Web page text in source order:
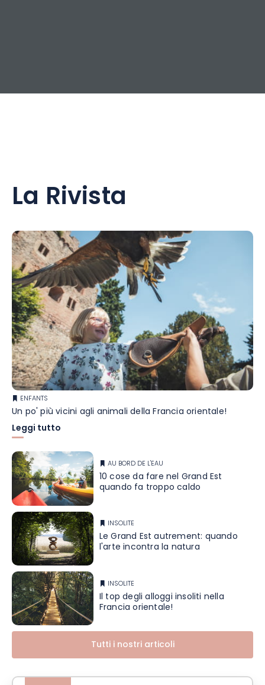
La Rivista
ENFANTS
Un po' più vicini agli animali della Francia orientale!
Leggi tutto
AU BORD DE L'EAU
10 cose da fare nel Grand Est
quando fa troppo caldo
INSOLITE
Le Grand Est autrement: quando
l'arte incontra la natura
INSOLITE
Il top degli alloggi insoliti nella
Francia orientale!
Tutti i nostri articoli